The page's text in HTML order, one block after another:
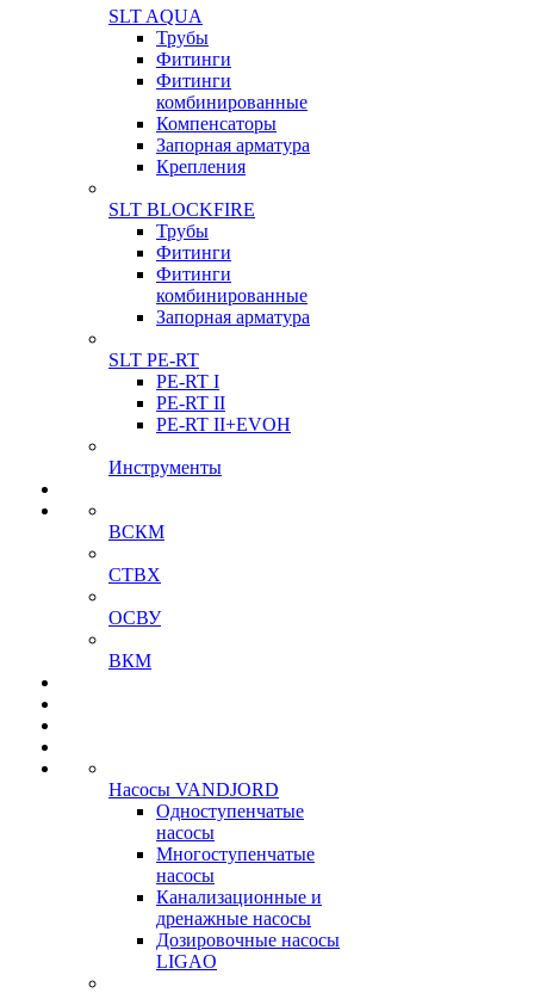
SLT AQUA
Трубы
Фитинги
Фитинги
комбинированные
Компенсаторы
Запорная арматура
Крепления
SLT BLOCKFIRE
Трубы
Фитинги
Фитинги
комбинированные
Запорная арматура
SLT PE-RT
PE-RT I
PE-RT II
PE-RT II+EVOH
Инструменты
ВСКМ
СТВХ
ОСВУ
ВКМ
Насосы VANDJORD
Одноступенчатые
насосы
Многоступенчатые
насосы
Канализационные и
дренажные насосы
Дозировочные насосы
LIGAO